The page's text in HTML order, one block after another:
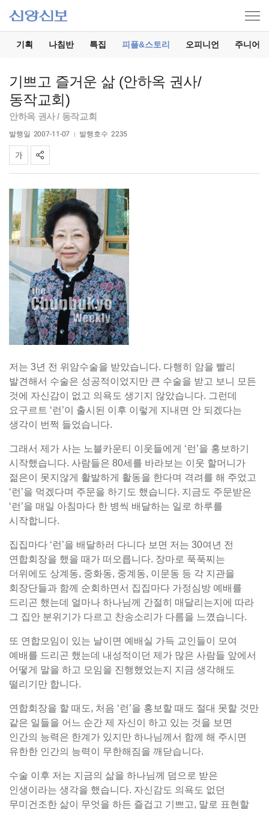
기획 나침반 특집 피플&스토리 오피니언 주니어
기쁘고 즐거운 삶 (안하옥 권사/
동작교회)
안하옥 권사 / 동작교회
발행일 2007-11-07 발행호수 2235
저는 3년 전 위암수술을 받았습니다. 다행히 암을 빨리
발견해서 수술은 성공적이었지만 큰 수술을 받고 보니 모든
것에 자신감이 없고 의욕도 생기지 않았습니다. 그런데
요구르트 ‘런’이 출시된 이후 이렇게 지내면 안 되겠다는
생각이 번쩍 들었습니다.
그래서 제가 사는 노블카운티 이웃들에게 ‘런’을 홍보하기
시작했습니다. 사람들은 80세를 바라보는 이웃 할머니가
젊은이 못지않게 활발하게 활동을 한다며 격려를 해 주었고
‘런’을 먹겠다며 주문을 하기도 했습니다. 지금도 주문받은
‘런’을 매일 아침마다 한 병씩 배달하는 일로 하루를
시작합니다.
집집마다 ‘런’을 배달하러 다니다 보면 저는 30여년 전
연합회장을 했을 때가 떠오릅니다. 장마로 푹푹찌는
더위에도 상계동, 중화동, 중계동, 이문동 등 각 지관을
회장단들과 함께 순회하면서 집집마다 가정심방 예배를
드리곤 했는데 얼마나 하나님께 간절히 매달리는지에 따라
그 집안 분위기가 다르고 찬송소리가 다름을 느꼈습니다.
또 연합모임이 있는 날이면 예배실 가득 교인들이 모여
예배를 드리곤 했는데 내성적이던 제가 많은 사람들 앞에서
어떻게 말을 하고 모임을 진행했었는지 지금 생각해도
떨리기만 합니다.
연합회장을 할 때도, 처음 ‘런’을 홍보할 때도 절대 못할 것만
같은 일들을 어느 순간 제 자신이 하고 있는 것을 보면
인간의 능력은 한계가 있지만 하나님께서 함께 해 주시면
유한한 인간의 능력이 무한해짐을 깨닫습니다.
수술 이후 저는 지금의 삶을 하나님께 덤으로 받은
인생이라는 생각을 했습니다. 자신감도 의욕도 없던
무미건조한 삶이 무엇을 하든 즐겁고 기쁘고, 말로 표현할